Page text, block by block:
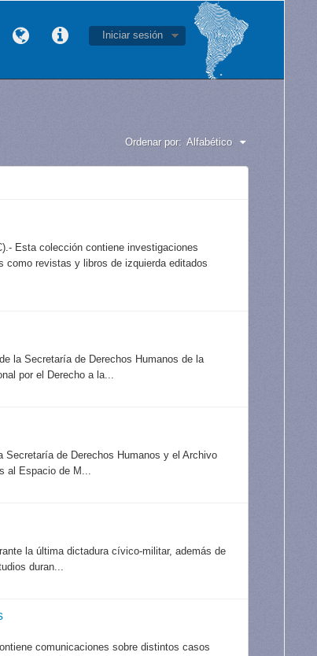
Iniciar sesión
Ordenar por: Alfabético
Esta colección contiene investigaciones
como revistas y libros de izquierda editados
la Secretaría de Derechos Humanos de la
por el Derecho a la...
de Derechos Humanos y el Archivo
al Espacio de M...
la última dictadura cívico-militar, además de
duran...
comunicaciones sobre distintos casos